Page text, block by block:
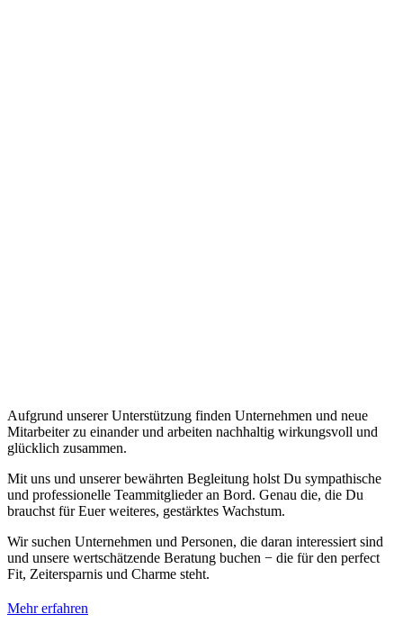
Aufgrund unserer Unterstützung finden Unternehmen und neue
Mitarbeiter zu einander und arbeiten nachhaltig wirkungsvoll und
glücklich zusammen.
Mit uns und unserer bewährten Begleitung holst Du sympathische
und professionelle Teammitglieder an Bord. Genau die, die Du
brauchst für Euer weiteres, gestärktes Wachstum.
Wir suchen Unternehmen und Personen, die daran interessiert sind
und unsere wertschätzende Beratung buchen − die für den perfect
Fit, Zeitersparnis und Charme steht.
Mehr erfahren